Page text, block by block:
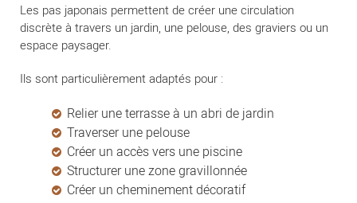
Les pas japonais permettent de créer une circulation
discrète à travers un jardin, une pelouse, des graviers ou un
espace paysager.
Ils sont particulièrement adaptés pour :
Relier une terrasse à un abri de jardin
Traverser une pelouse
Créer un accès vers une piscine
Structurer une zone gravillonnée
Créer un cheminement décoratif